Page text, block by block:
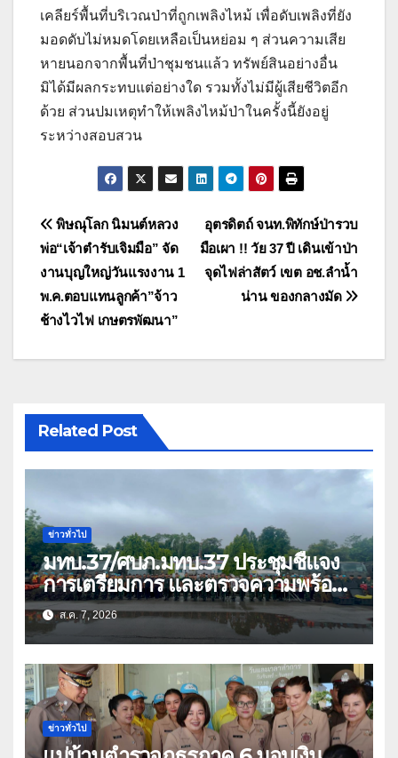
เคลียร์พื้นที่บริเวณป่าที่ถูกเพลิงไหม้ เพื่อดับเพลิงที่ยัง
มอดดับไม่หมดโดยเหลือเป็นหย่อม ๆ ส่วนความเสีย
หายนอกจากพื้นที่ป่าชุมชนแล้ว ทรัพย์สินอย่างอื่น
มิได้มีผลกระทบแต่อย่างใด รวมทั้งไม่มีผู้เสียชีวิตอีก
ด้วย ส่วนปมเหตุทำให้เพลิงไหม้ป่าในครั้งนี้ยังอยู่
ระหว่างสอบสวน
แนะแนว
เรื่อง
อุตรดิตถ์ จนท.พิทักษ์ป่ารวบ
มือเผา !! วัย 37 ปี เดินเข้าป่า
จุดไฟล่าสัตว์ เขต อช.ลำน้ำ
น่าน ของกลางมัด
พิษณุโลก นิมนต์หลวง
พ่อ“เจ้าตำรับเจิมมือ” จัด
งานบุญใหญ่วันแรงงาน 1
พ.ค.ตอบแทนลูกค้า”จ้าว
ช้างไวไฟ เกษตรพัฒนา”
Related Post
ข่าวทั่วไป
มทบ.37/ศบภ.มทบ.37 ประชุมชี้แจง
การเตรียมการ และตรวจความพร้อม
ด้านการบรรเทาสาธารณภัย
ส.ค. 7, 2026
ข่าวทั่วไป